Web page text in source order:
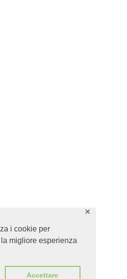
i cookie per
migliore esperienza
Accettare
✕